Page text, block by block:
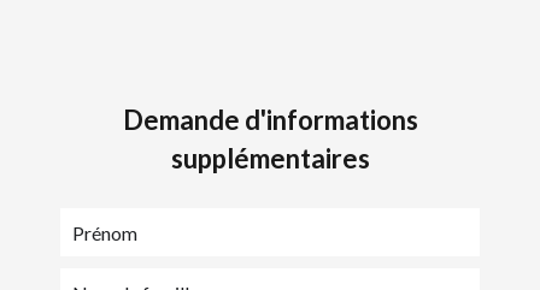
Demande d'informations
supplémentaires